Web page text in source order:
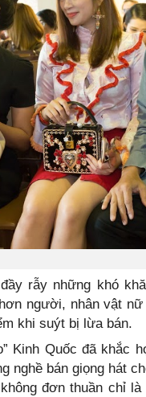
rẫy những khó
người, nhân vật
khi suýt bị lừa bán.
Kinh Quốc đã khắc
nghề bán giọng hát
đơn thuần chỉ